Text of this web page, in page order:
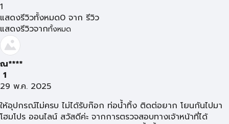
1
แสดงรีวิวทั้งหมด0 จาก รีวิว
แสดงรีวิวจากทั้งหมด
ณ****
1
29 พ.ค. 2025
ให้อุปกรณ์ไม่ครบ ไม่ได้รับก๊อก ท่อน้ำทิ้ง ติดต่อยาก โยนกันไปมา
โฮมโปร ออนไลน์ สวัสดีค่ะ จากการตรวจสอบทางเจ้าหน้าที่ได้